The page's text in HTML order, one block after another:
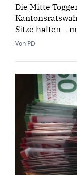
Die Mitte
Sitze halten –
Von PD